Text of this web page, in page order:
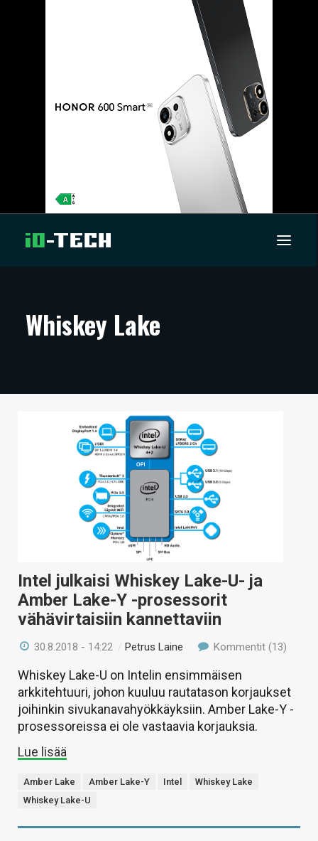
ARTIKKELIT
TECHBBS
HAKU
Whiskey Lake
Intel julkaisi Whiskey Lake-U- ja
Amber Lake-Y -prosessorit
vähävirtaisiin kannettaviin
30.8.2018 - 14:22 /Petrus Laine Kommentit (13)
Whiskey Lake-U on Intelin ensimmäisen
arkkitehtuuri, johon kuuluu rautatason korjaukset
joihinkin sivukanavahyökkäyksiin. Amber Lake-Y -
prosessoreissa ei ole vastaavia korjauksia.
Lue lisää
Amber Lake Amber Lake-Y Intel
Whiskey Lake
Whiskey Lake-U